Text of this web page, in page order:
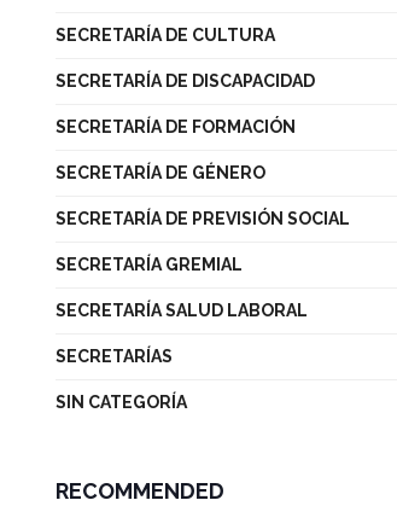
SECRETARÍA DE CULTURA
SECRETARÍA DE DISCAPACIDAD
SECRETARÍA DE FORMACIÓN
SECRETARÍA DE GÉNERO
SECRETARÍA DE PREVISIÓN SOCIAL
SECRETARÍA GREMIAL
SECRETARÍA SALUD LABORAL
SECRETARÍAS
SIN CATEGORÍA
RECOMMENDED